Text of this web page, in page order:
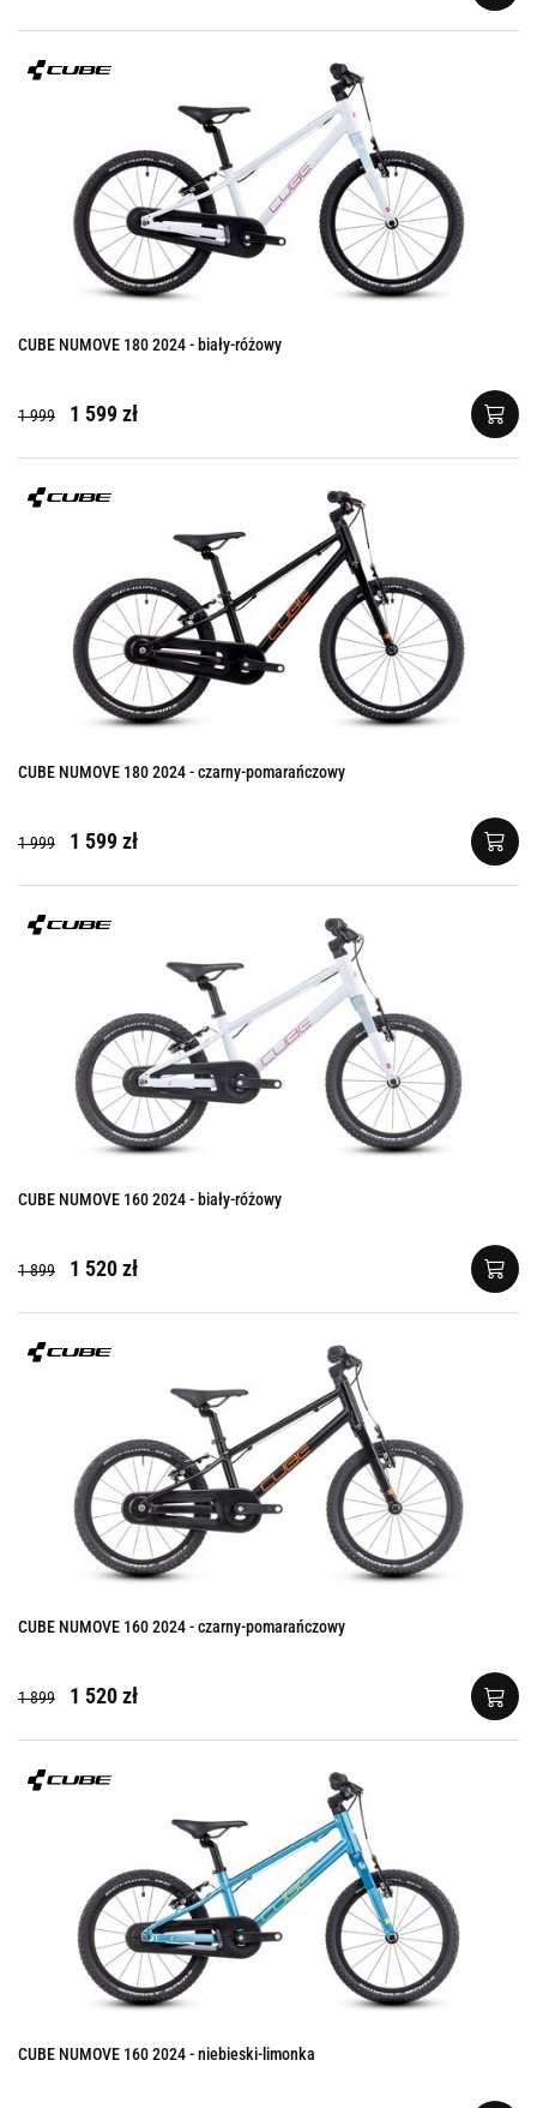
CUBE NUMOVE 180 2024 - biały-różowy
1 999 1 599 zł
CUBE NUMOVE 180 2024 - czarny-pomarańczowy
1 999 1 599 zł
CUBE NUMOVE 160 2024 - biały-różowy
1 899 1 520 zł
CUBE NUMOVE 160 2024 - czarny-pomarańczowy
1 899 1 520 zł
CUBE NUMOVE 160 2024 - niebieski-limonka